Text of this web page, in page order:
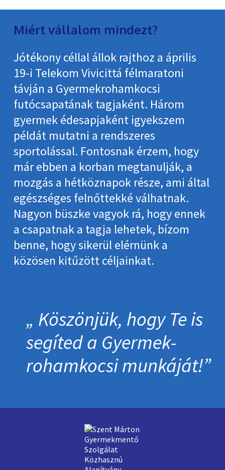
Miért vállalom mindezt?
Jótékony céllal állok rajthoz a április
19-i Telekom Vivicittá félmaratoni
távján a Gyermekrohamkocsi
futócsapatának tagjaként. Három
gyermek édesapjaként igyekszem
példát mutatni a rendszeres
sportolással. Fontosnak érzem, hogy
már ebben a korban megtanulják, a
mozgás a hétköznapok része, ami által
egészséges felnőttekké válhatnak.
Nagyon büszke vagyok rá, hogy ennek
a csapatnak a tagja lehetek, bízom
benne, hogy sikerül elérnünk a
közösen kitűzött céljainkat.
Köszönjük, hogy Te is
segíted a Gyermek­
roham­kocsi munkáját!